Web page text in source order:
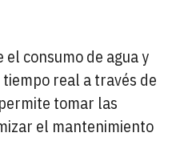
el consumo de agua y
real a través de
tomar las
el mantenimiento